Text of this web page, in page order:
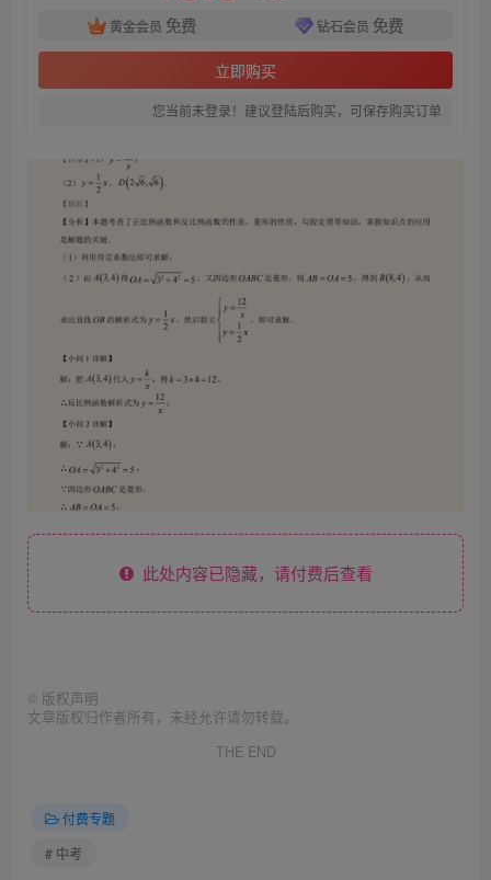
黄金会员 免费 钻石会员 免费
立即购买
您当前未登录！建议登陆后购买，可保存购买订单
此处内容已隐藏，请付费后查看
© 版权声明
文章版权归作者所有，未经允许请勿转载。
THE END
付费专题
# 中考